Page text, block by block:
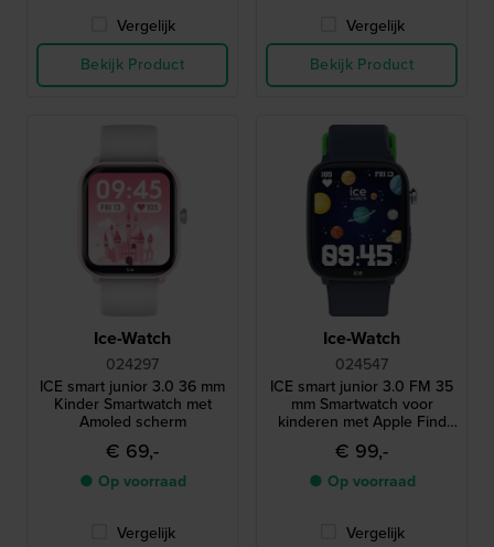
Vergelijk
Bekijk Product
Vergelijk
Bekijk Product
Ice-Watch
024297
ICE smart junior 3.0 36 mm
Kinder Smartwatch met
Amoled scherm
€ 69,-
● Op voorraad
Vergelijk
Ice-Watch
024547
ICE smart junior 3.0 FM 35
mm Smartwatch voor
kinderen met Apple Find
My geolocatie-functionaliteit
€ 99,-
● Op voorraad
Vergelijk